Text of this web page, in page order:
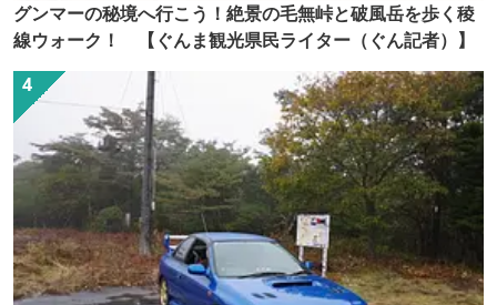
グンマーの秘境へ行こう！絶景の毛無峠と破風岳を歩く稜
線ウォーク！ 【ぐんま観光県民ライター（ぐん記者）】